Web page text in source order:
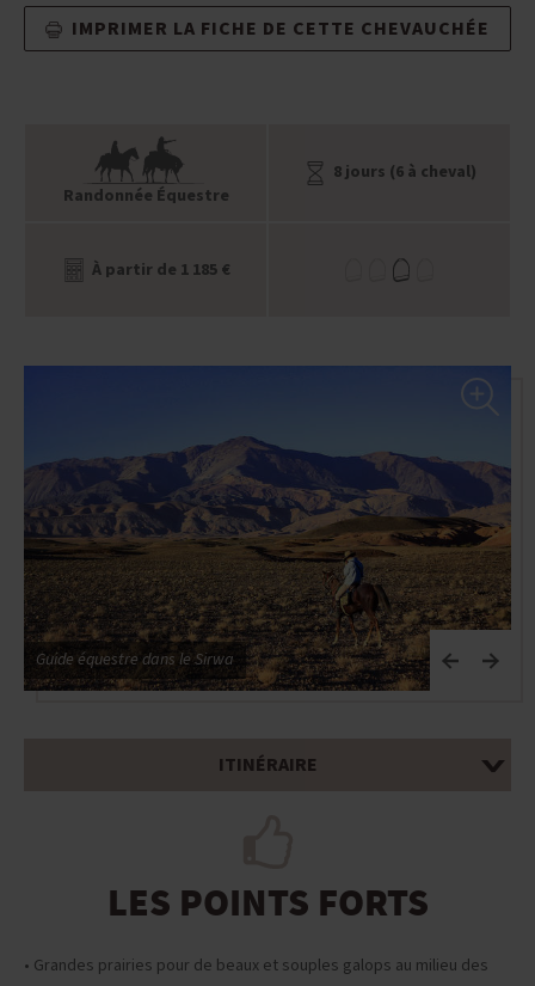
IMPRIMER LA FICHE DE CETTE CHEVAUCHÉE
Randonnée Équestre
8 jours (6 à cheval)
À partir de 1 185 €
Guide équestre dans le Sirwa
ITINÉRAIRE
LES POINTS FORTS
• Grandes prairies pour de beaux et souples galops au milieu des